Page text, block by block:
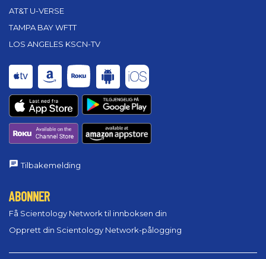
AT&T U-VERSE
TAMPA BAY WFTT
LOS ANGELES KSCN-TV
Tilbakemelding
ABONNER
Få Scientology Network til innboksen din
Opprett din Scientology Network-pålogging